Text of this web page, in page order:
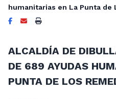
humanitarias en La Punta de
ALCALDÍA DE
DE 689 AYUDAS
PUNTA DE LOS